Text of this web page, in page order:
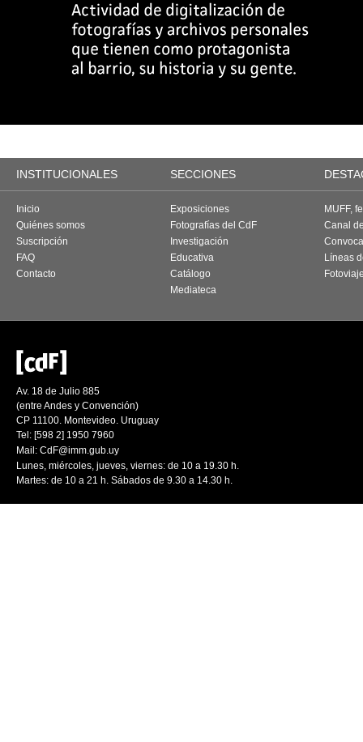
INSTITUCIONALES SECCIONES
Inicio
Quiénes somos
Suscripción
FAQ
Contacto
Exposiciones
Fotografías del CdF
Investigación
Educativa
Catálogo
Mediateca
MUFF,
Canal
Líneas
Av. 18 de Julio 885
(entre Andes y Convención)
CP 11100. Montevideo. Uruguay
Tel: [598 2] 1950 7960
Mail: CdF@imm.gub.uy
Lunes, miércoles, jueves, viernes: de 10 a 19.30 h.
Martes: de 10 a 21 h. Sábados de 9.30 a 14.30 h.